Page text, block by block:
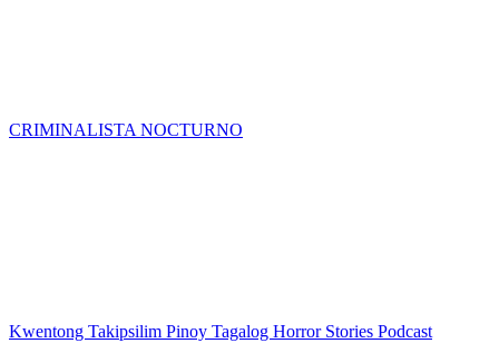
CRIMINALISTA NOCTURNO
Kwentong Takipsilim Pinoy Tagalog Horror Stories Podcast